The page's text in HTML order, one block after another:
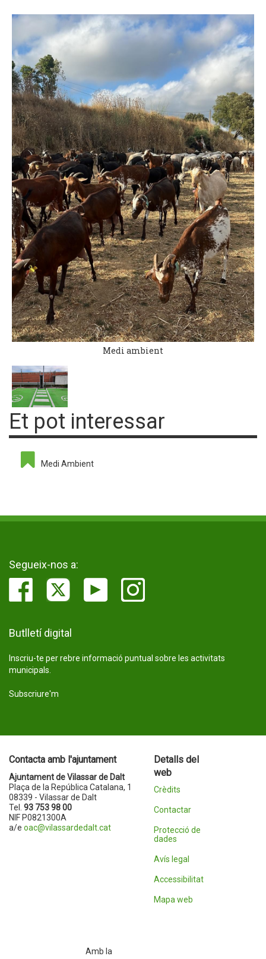
Medi ambient
Et pot interessar
Medi Ambient
Segueix-nos a:
Butlletí digital
Inscriu-te per rebre informació puntual sobre les activitats
municipals.
Subscriure'm
Contacta amb l'ajuntament
Ajuntament de Vilassar de Dalt
Plaça de la República Catalana, 1
08339 - Vilassar de Dalt
Tel. 93 753 98 00
NIF P0821300A
a/e oac@vilassardedalt.cat
Detalls del
web
Crèdits
Contactar
Protecció de
dades
Avís legal
Accessibilitat
Mapa web
Amb la